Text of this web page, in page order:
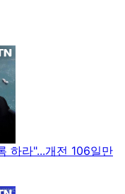
하라"...개전 106일만